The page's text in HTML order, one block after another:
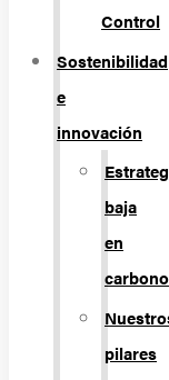
Control
Sostenibilidad
e
innovación
baja
en
carbono
pilares